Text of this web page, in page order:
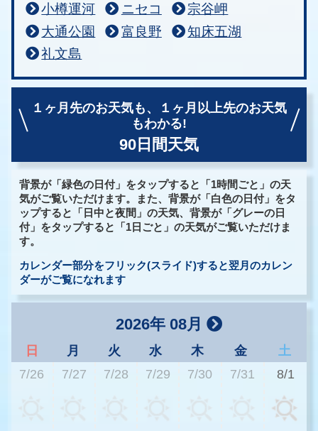
小樽運河
ニセコ
宗谷岬
大通公園
富良野
知床五湖
礼文島
１ヶ月先のお天気も、
１ヶ月以上先のお天気
もわかる!
90日間天気
背景が「緑色の日付」をタップすると「1時間ごと」の天
気がご覧いただけます。また、背景が「白色の日付」をタ
ップすると「日中と夜間」の天気、背景が「グレーの日
付」をタップすると「1日ごと」の天気がご覧いただけま
す。
カレンダー部分をフリック(スライド)すると翌月のカレン
ダーがご覧になれます
2026年 08月
日 月 火 水 木 金
土
7/26
7/27 7/28 7/29 7/30 7/31 8/1